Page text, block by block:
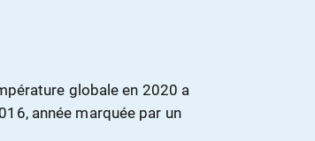
globale en 2020 a
année marquée par un